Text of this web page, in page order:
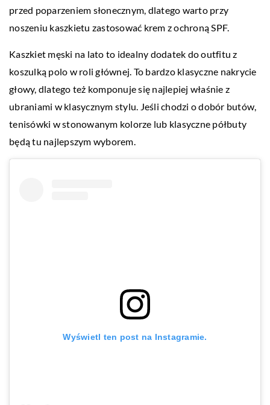
przed poparzeniem słonecznym, dlatego warto przy
noszeniu kaszkietu zastosować krem z ochroną SPF.
Kaszkiet męski na lato to idealny dodatek do outfitu z
koszulką polo w roli głównej. To bardzo klasyczne nakrycie
głowy, dlatego też komponuje się najlepiej właśnie z
ubraniami w klasycznym stylu. Jeśli chodzi o dobór butów,
tenisówki w stonowanym kolorze lub klasyczne półbuty
będą tu najlepszym wyborem.
Wyświetl ten post na Instagramie.